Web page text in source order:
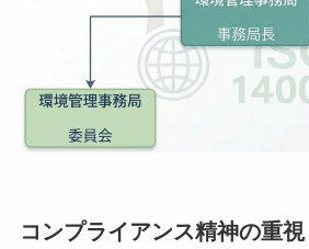
コンプライアンス精神の重視